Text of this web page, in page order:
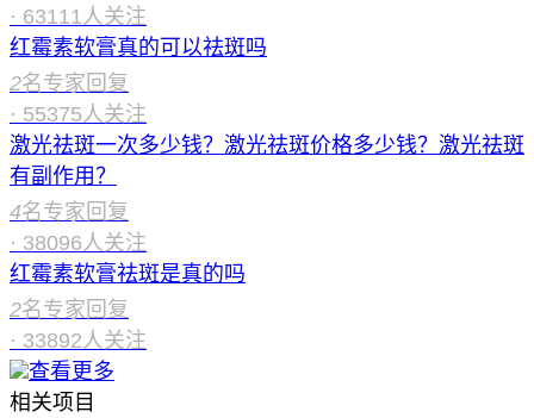
· 63111人关注
红霉素软膏真的可以祛斑吗
2名专家回复
· 55375人关注
激光祛斑一次多少钱？激光祛斑价格多少钱？激光祛斑
有副作用？
4名专家回复
· 38096人关注
红霉素软膏祛斑是真的吗
2名专家回复
· 33892人关注
查看更多
相关项目